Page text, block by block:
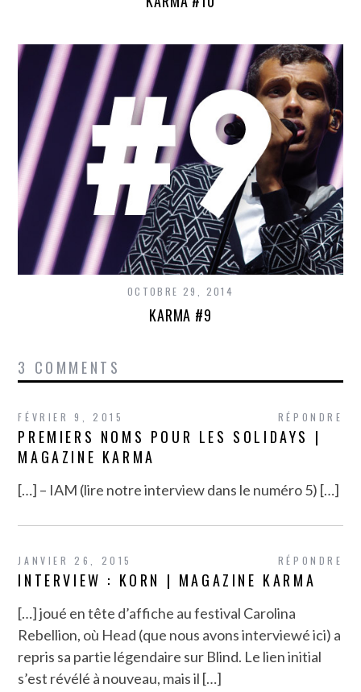
OCTOBRE 29, 2014
KARMA #9
3 COMMENTS
RÉPONDRE
FÉVRIER 9, 2015
PREMIERS NOMS POUR LES SOLIDAYS |
MAGAZINE KARMA
[…] – IAM (lire notre interview dans le numéro 5) […]
RÉPONDRE
JANVIER 26, 2015
INTERVIEW : KORN | MAGAZINE KARMA
[…] joué en tête d’affiche au festival Carolina
Rebellion, où Head (que nous avons interviewé ici) a
repris sa partie légendaire sur Blind. Le lien initial
s’est révélé à nouveau, mais il […]